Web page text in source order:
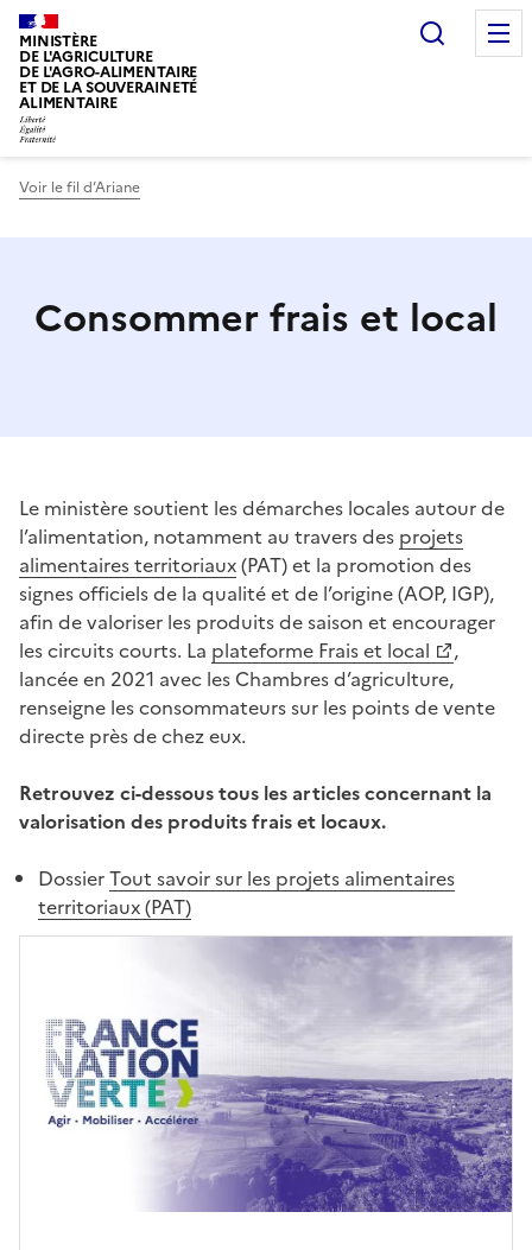
MINISTÈRE
DE L'AGRICULTURE
DE L'AGRO-ALIMENTAIRE
ET DE LA SOUVERAINETÉ
ALIMENTAIRE
Voir le fil d’Ariane
Consommer frais et local
Le ministère soutient les démarches locales autour de
l’alimentation, notamment au travers des projets
alimentaires territoriaux(PAT) et la promotion des
signes officiels de la qualité et de l’origine (AOP, IGP),
afin de valoriser les produits de saison et encourager
les circuits courts. La plateforme Frais et local
,
lancée en 2021 avec les Chambres d’agriculture,
renseigne les consommateurs sur les points de vente
directe près de chez eux.
Retrouvez ci-dessous tous les articles concernant la
valorisation des produits frais et locaux.
DossierTout savoir sur les projets alimentaires
territoriaux (PAT)